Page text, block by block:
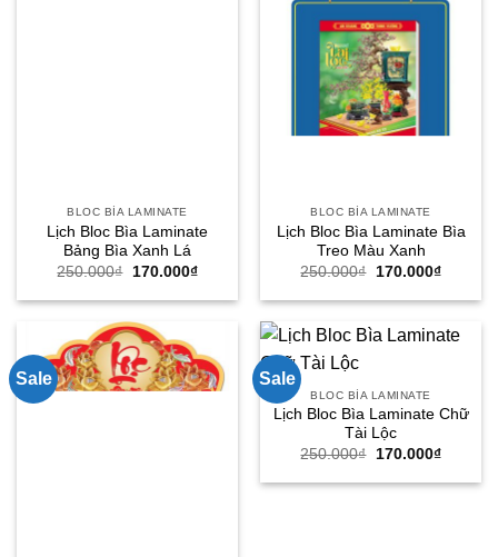
BLOC BÌA LAMINATE
Lịch Bloc Bìa Laminate
Bảng Bìa Xanh Lá
250.000₫
Giá
là:
170.000₫Giá
tại
170.000₫.
BLOC BÌA LAMINATE
Lịch Bloc Bìa Laminate Bìa
Treo Màu Xanh
250.000₫
Giá
là:
170.000₫Giá
tại
Sale Sale
BLOC BÌA LAMINATE
Lịch Bloc Bìa Laminate Chữ
Tài Lộc
250.000₫
Giá
là:
170.000₫Giá
tại